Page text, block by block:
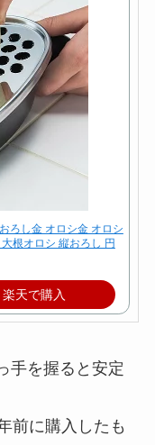
ろし金 オロシ金 オロシ
根オロシ 縦おろし 円
楽天で購入
手を握ると安定
前に購入したも